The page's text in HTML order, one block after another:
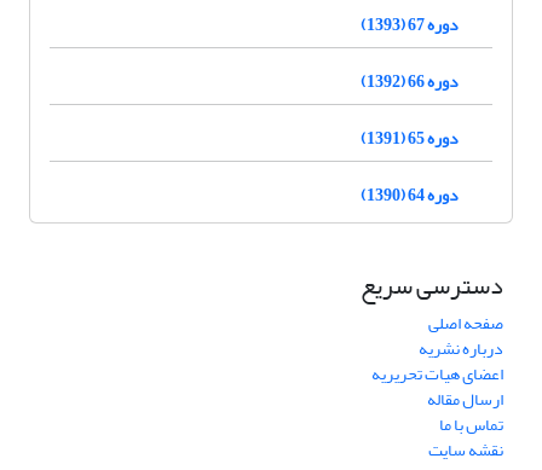
دوره 67 (1393)
دوره 66 (1392)
دوره 65 (1391)
دوره 64 (1390)
دسترسی سریع
صفحه اصلی
درباره نشریه
اعضای هیات تحریریه
ارسال مقاله
تماس با ما
نقشه سایت